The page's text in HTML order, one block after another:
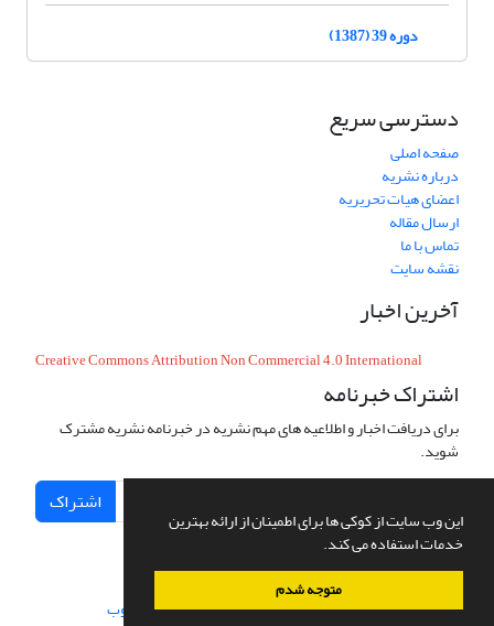
این وب سایت از کوکی ها برای اطمینان از ارائه بهترین
خدمات استفاده می کند.
متوجه شدم
دوره 39 (1387)
دسترسی سریع
صفحه اصلی
درباره نشریه
اعضای هیات تحریریه
ارسال مقاله
تماس با ما
نقشه سایت
آخرین اخبار
Creative Commons Attribution Non Commercial 4.0 International
اشتراک خبرنامه
برای دریافت اخبار و اطلاعیه های مهم نشریه در خبرنامه نشریه مشترک
شوید.
اشتراک
سامانه مدیریت نشریات علمی.طراحی و پیاده سازی از سیناوب